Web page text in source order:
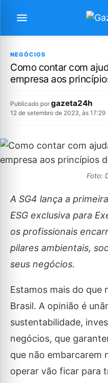
NEGÓCIOS
Como contar com
empresa aos
Publicado por gazeta24h
12 de setembro de 2023, às 17:29
Foto:
A SG4 lança a
ESG exclusiva para
os profissionais
pilares ambientais,
seus negócios.
Estamos mais do que
Brasil. A opinião é
sustentabilidade,
negócios, que
que não embarcarem
operar vão ficar para